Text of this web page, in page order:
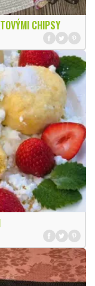
CHIPSY